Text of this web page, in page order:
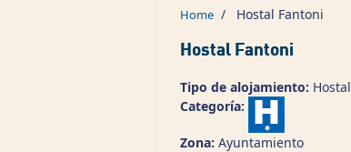
Home / Hostal Fantoni
Hostal Fantoni
Tipo de alojamiento: Hostal
Categoría:
Zona: Ayuntamiento